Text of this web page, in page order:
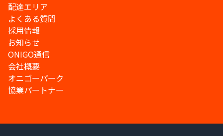
配達エリア
よくある質問
採用情報
お知らせ
ONIGO通信
会社概要
オニゴーパーク
協業パートナー